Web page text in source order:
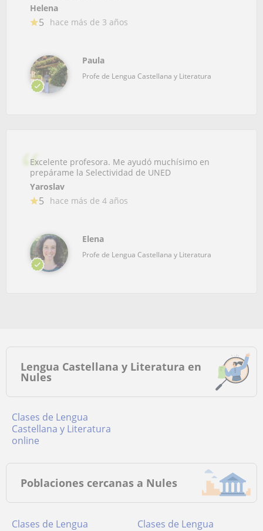
Helena
5 hace más de 3 años
Paula
Profe de Lengua Castellana y Literatura
Excelente profesora. Me ayudó muchísimo en
prepárame la Selectividad de UNED
Yaroslav
5 hace más de 4 años
Elena
Profe de Lengua Castellana y Literatura
Lengua Castellana y Literatura en
Nules
Clases de Lengua
Castellana y Literatura
online
Poblaciones cercanas a Nules
Clases de Lengua
Clases de Lengua